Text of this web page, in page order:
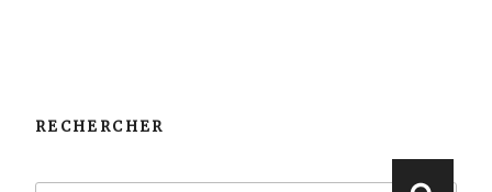
RECHERCHER
Recherche